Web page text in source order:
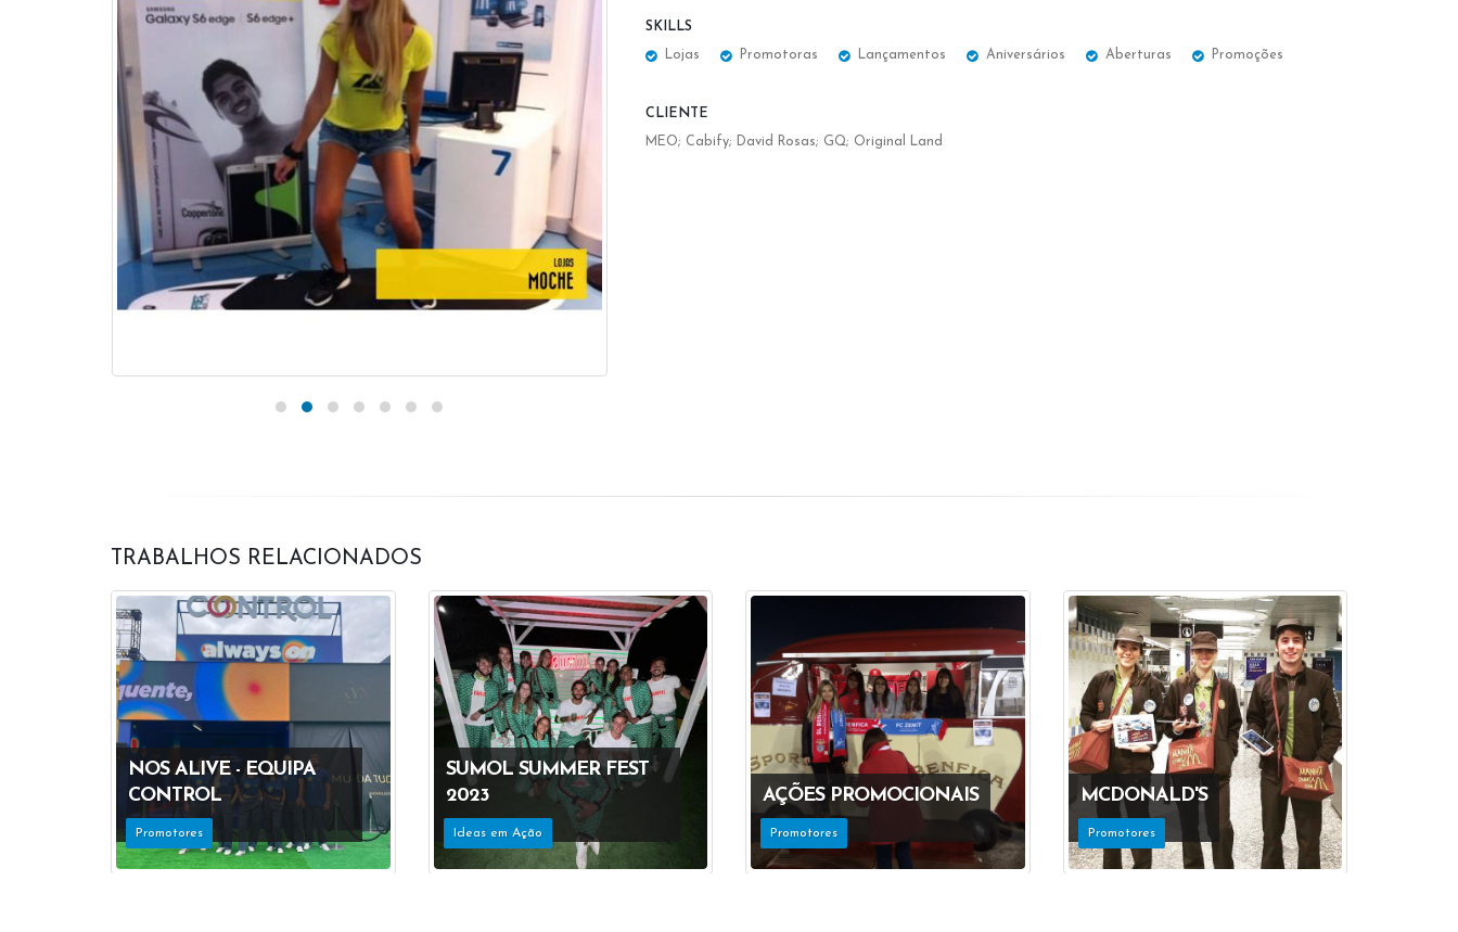
SKILLS
Lojas Promotoras Lançamentos Aniversários Aberturas Promoções
CLIENTE
MEO; Cabify; David Rosas; GQ; Original Land
TRABALHOS RELACIONADOS
NOS ALIVE - EQUIPA
CONTROL
Promotores
SUMOL SUMMER FEST
2023
Ideas em Ação
AÇÕES PROMOCIONAIS
Promotores
MCDONALD'S
Promotores